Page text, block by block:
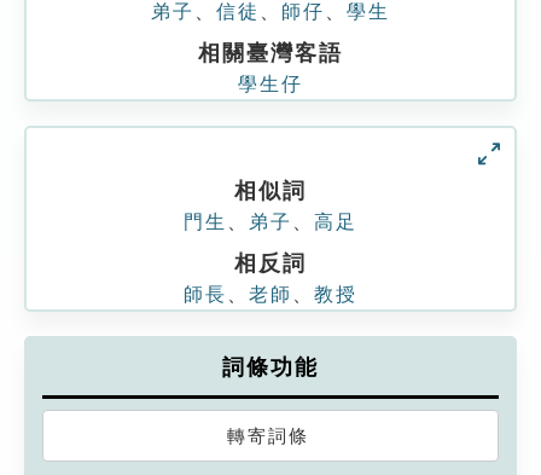
弟子 信徒 師仔 學生
相關臺灣客語
學生仔
相似詞
門生 弟子 高足
相反詞
師長 老師 教授
詞條功能
轉寄詞條